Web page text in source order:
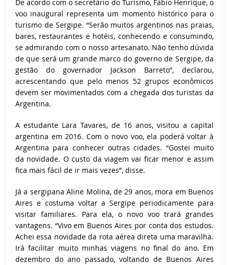
De acordo com o secretário do Turismo, Fábio Henrique, o
voo inaugural representa um momento histórico para o
turismo de Sergipe. “Serão muitos argentinos nas praias,
bares, restaurantes e hotéis, conhecendo e consumindo,
se admirando com o nosso artesanato. Não tenho dúvida
de que será um grande marco do governo de Sergipe, da
gestão do governador Jackson Barreto”, declarou,
acrescentando que pelo menos 52 grupos econômicos
devem ser movimentados com a chegada dos turistas da
Argentina.
A estudante Lara Tavares, de 16 anos, visitou a capital
argentina em 2016. Com o novo voo, ela poderá voltar à
Argentina para conhecer outras cidades. “Gostei muito
da novidade. O custo da viagem vai ficar menor e assim
fica mais fácil de ir mais vezes”, disse.
Já a sergipana Aline Molina, de 29 anos, mora em Buenos
Aires e costuma voltar a Sergipe periodicamente para
visitar familiares. Para ela, o novo voo trará grandes
vantagens. “Vivo em Buenos Aires por conta dos estudos.
Achei essa novidade da rota aérea direta uma maravilha.
Irá facilitar muito minhas viagens no final do ano. Em
dezembro do ano passado, voltando de Buenos Aires